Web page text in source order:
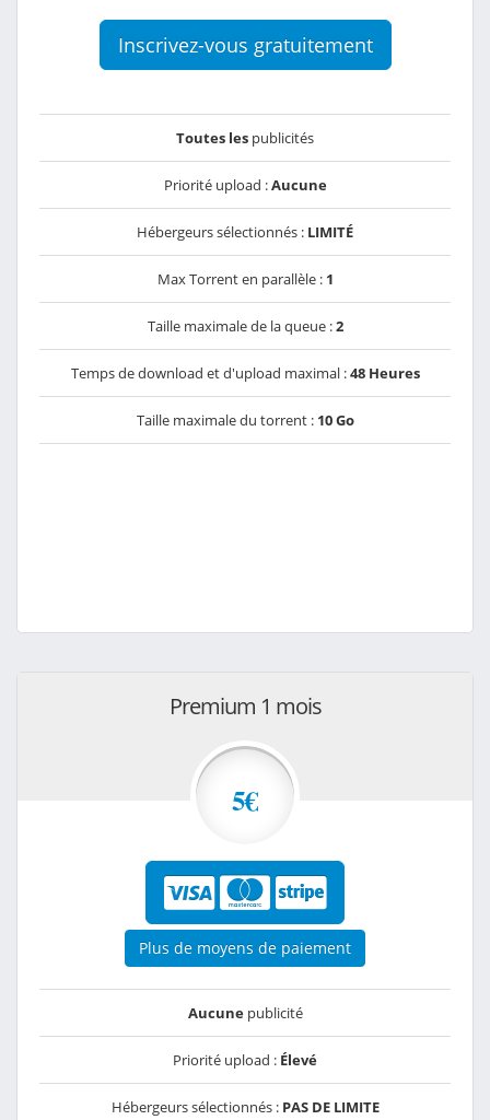
Inscrivez-vous gratuitement
Toutes les publicités
Priorité upload :Aucune
Hébergeurs sélectionnés : LIMITÉ
Max Torrent en parallèle : 1
Taille maximale de la queue :2
Temps de download et d'upload maximal :48 Heures
Taille maximale du torrent : 10 Go
Premium 1 mois
5€
Plus de moyens de paiement
Aucunepublicité
Priorité upload : Élevé
Hébergeurs sélectionnés : PAS DE LIMITE